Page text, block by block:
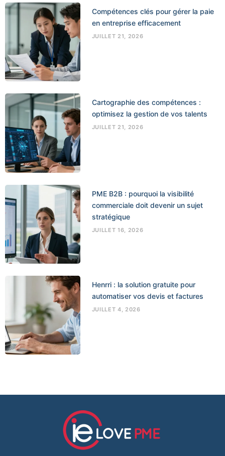
Compétences clés pour gérer la paie
en entreprise efficacement
JUILLET 21, 2026
Cartographie des compétences :
optimisez la gestion de vos talents
JUILLET 21, 2026
PME B2B : pourquoi la visibilité
commerciale doit devenir un sujet
stratégique
JUILLET 16, 2026
Henrri : la solution gratuite pour
automatiser vos devis et factures
JUILLET 4, 2026